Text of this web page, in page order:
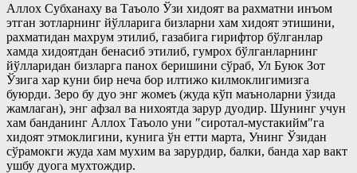
Шерикликлар китоби
Ҳаж
Муаллими-Соний
Муслималар учун
Мусулмоннинг қўрғони
Муҳаррам
Фиқҳ
Фиқҳий масалалар
Байъ – савдо китоби
Бошқа мавзулардаги боблар
Закот китоби
Зироат ва суғоришдаги
шерикликлар ҳамда ижора китоби
Аллох Субханаху ва Таъоло Ўзи хидоят ва рахматни инъом
этган зотларнинг йўлларига бизларни хам хидоят этишини,
рахматидан махрум этилиб, газабига гирифтор бўлганлар
хамда хидоятдан бенасиб этилиб, гумрох бўлганларнинг
йўлларидан бизларга панох беришини сўраб, Ул Буюк Зот
Ўзига хар куни бир неча бор илтижо килмоклигимизга
буюрди. Зеро бу дуо энг жомеъ (жуда кўп маъноларни ўзида
жамлаган), энг афзал ва нихоятда зарур дуодир. Шунинг учун
хам банданинг Аллох Таъоло уни ″сиротал-мустакийм″га
хидоят этмоклигини, кунига ўн етти марта, Унинг Ўзидан
сўрамокги жуда хам мухим ва зарурдир, балки, банда хар вакт
ушбу дуога мухтождир.